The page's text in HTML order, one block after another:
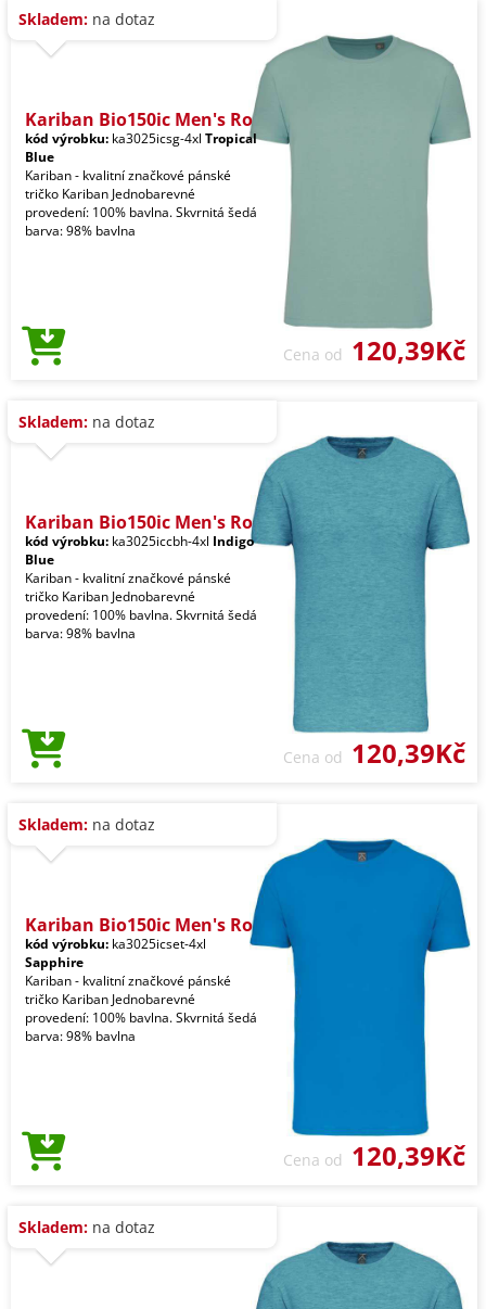
Skladem: na dotaz
Kariban Bio150ic Men's Ro
kód výrobku: ka3025icsg-4xl Tropical
Blue
Kariban - kvalitní značkové pánské
tričko Kariban Jednobarevné
provedení: 100% bavlna. Skvrnitá šedá
barva: 98% bavlna
Cena od 120,39Kč
Skladem: na dotaz
Kariban Bio150ic Men's Ro
kód výrobku: ka3025iccbh-4xl Indigo
Blue
Kariban - kvalitní značkové pánské
tričko Kariban Jednobarevné
provedení: 100% bavlna. Skvrnitá šedá
barva: 98% bavlna
Cena od 120,39Kč
Skladem: na dotaz
Kariban Bio150ic Men's Ro
kód výrobku: ka3025icset-4xl
Sapphire
Kariban - kvalitní značkové pánské
tričko Kariban Jednobarevné
provedení: 100% bavlna. Skvrnitá šedá
barva: 98% bavlna
Cena od 120,39Kč
Skladem: na dotaz